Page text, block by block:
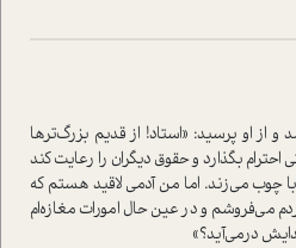
و از او پرسید: «استاد! از قدیم بزرگ‌ترها
احترام بگذارد و حقوق دیگران را رعایت کند
با چوب می‌زند. اما من آدمی لاقید هستم که
می‌فروشم و در عین حال امورات مغازه‌ام
درمی‌آید؟»